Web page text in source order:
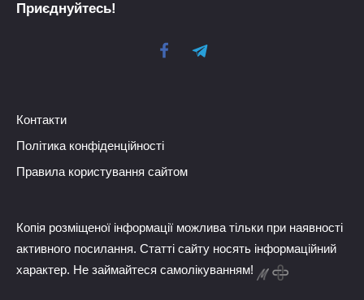
Приєднуйтесь!
Контакти
Політика конфіденційності
Правила користування сайтом
Копія розміщеної інформації можлива тільки при наявності
активного посилання. Статті сайту носять інформаційний
характер. Не займайтеся самолікуванням!